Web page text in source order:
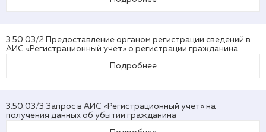
3.50.03/2 Предоставление органом регистрации сведений в
АИС «Регистрационный учет» о регистрации гражданина
Подробнее
3.50.03/3 Запрос в АИС «Регистрационный учет» на
получения данных об убытии гражданина